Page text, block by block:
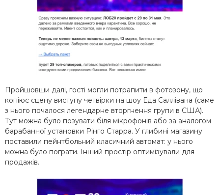
Пройшовши далі, гості могли потрапити в фотозону, що
копіює сцену виступу четвірки на шоу Еда Саллівана (саме
з нього почалося легендарне вторгнення групи в США).
Тут можна було позувати біля мікрофонів або за аналогом
барабанної установки Рінго Старра. У глибині магазину
поставили пейнтбольний класичний автомат: у нього
можна було пограти. Інший простір оптимізували для
продажів.